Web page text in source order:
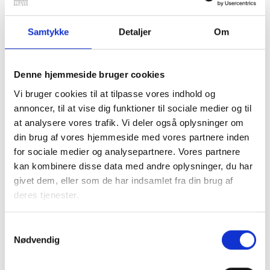
Samtykke Detaljer Om
Denne hjemmeside bruger cookies
Vi bruger cookies til at tilpasse vores indhold og
annoncer, til at vise dig funktioner til sociale medier og til
at analysere vores trafik. Vi deler også oplysninger om
din brug af vores hjemmeside med vores partnere inden
for sociale medier og analysepartnere. Vores partnere
kan kombinere disse data med andre oplysninger, du har
givet dem, eller som de har indsamlet fra din brug af
deres tjenester.
Nødvendig
Download pdf
fraflytning samt henlæggelser til fraflytningsboliger.
affaldshåndtering samt antal opgaver i lejemålene
(beboerservices).
Markedspriser på udvalgte grønne services og
vintertjenester.